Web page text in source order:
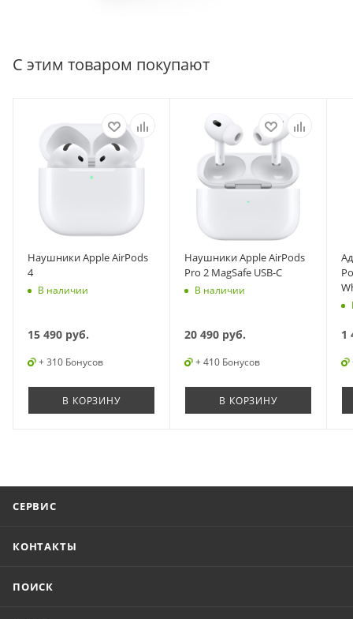
С этим товаром покупают
Наушники Apple AirPods
4
В наличии
15 490 руб.
+ 310 Бонусов
В КОРЗИНУ
Наушники Apple AirPods
Pro 2 MagSafe USB-C
В наличии
20 490 руб.
+ 410 Бонусов
В КОРЗИНУ
1
СЕРВИС
КОНТАКТЫ
ПОИСК